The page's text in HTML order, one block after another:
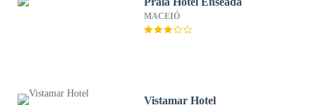
MACEIÓ
Vistamar Hotel